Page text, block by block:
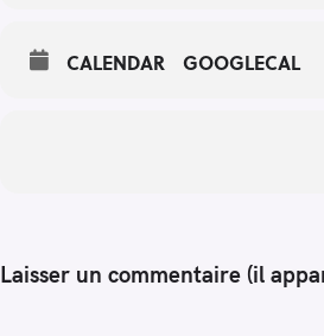
CALENDAR GOOGLECAL
Laisser un commentaire (il